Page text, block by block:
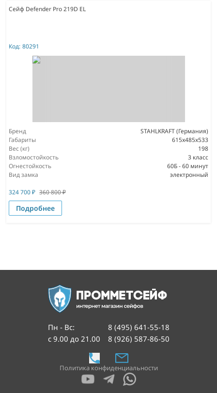
Сейф Defender Pro 219D EL
Код: 80291
Бренд
STAHLKRAFT (Германия)
Габариты
615x485x533
Вес (кг)
198
Взломостойкость
3 класс
Огнестойкость
60Б - 60 минут
Вид замка
электронный
324 700₽ 360 800₽
Подробнее
Пн - Вс:
с 9.00 до 21.00
8 (495) 641-55-18
8 (926) 587-86-50
Политика конфиденциальности